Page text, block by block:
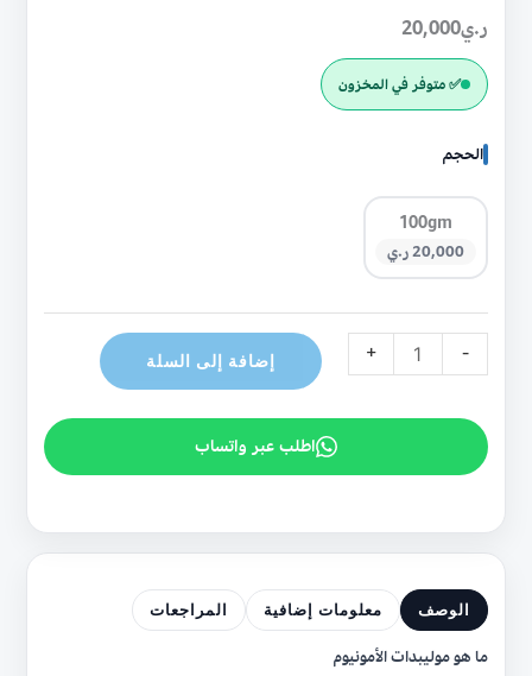
ر.ي20,000
✅ متوفر في المخزون
الحجم
100gm
20,000 ر.ي
-
+ إضافة إلى السلة
اطلب عبر واتساب
الوصف معلومات إضافية المراجعات
ما هو موليبدات الأمونيوم